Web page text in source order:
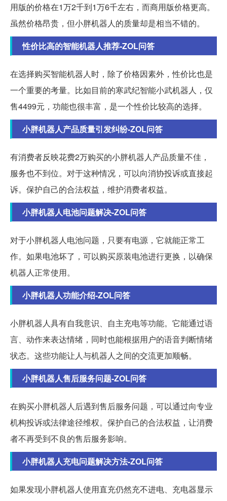
用版的价格在1万2千到1万6千左右，而商用版价格更高。
虽然价格昂贵，但小胖机器人的质量却是相当不错的。
性价比高的智能机器人推荐-ZOL问答
在选择购买智能机器人时，除了价格因素外，性价比也是
一个重要的考量。比如目前的寒武纪智能小武机器人，仅
售4499元，功能也很丰富，是一个性价比较高的选择。
小胖机器人产品质量引发纠纷-ZOL问答
有消费者反映花费2万购买的小胖机器人产品质量不佳，
服务也不到位。对于这种情况，可以向消协投诉或直接起
诉。保护自己的合法权益，维护消费者权益。
小胖机器人电池问题解决-ZOL问答
对于小胖机器人电池问题，只要有电源，它就能正常工
作。如果电池坏了，可以购买原装电池进行更换，以确保
机器人正常使用。
小胖机器人功能介绍-ZOL问答
小胖机器人具有自我意识、自主充电等功能。它能通过语
言、动作来表达情绪，同时也能根据用户的语音判断情绪
状态。这些功能让人与机器人之间的交流更加顺畅。
小胖机器人售后服务问题-ZOL问答
在购买小胖机器人后遇到售后服务问题，可以通过向专业
机构投诉或法律途径维权。保护自己的合法权益，让消费
者不再受到不良的售后服务影响。
小胖机器人充电问题解决方法-ZOL问答
如果发现小胖机器人使用直充仍然充不进电、充电器显示